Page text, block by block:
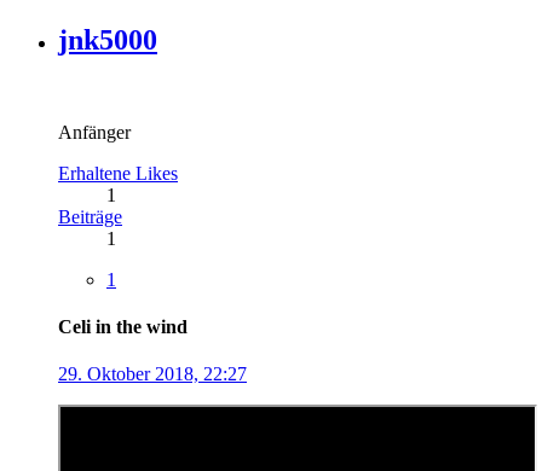
jnk5000
Anfänger
Erhaltene Likes
1
Beiträge
1
1
Celi in the wind
29. Oktober 2018, 22:27